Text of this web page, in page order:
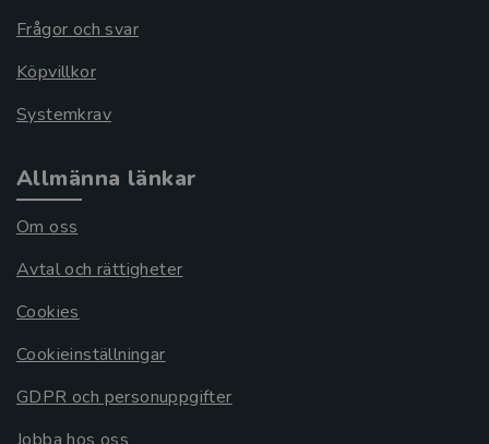
Frågor och svar
Köpvillkor
Systemkrav
Allmänna länkar
Om oss
Avtal och rättigheter
Cookies
Cookieinställningar
GDPR och personuppgifter
Jobba hos oss